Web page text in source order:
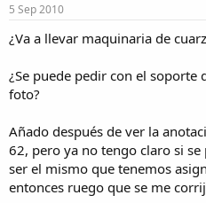
5 Sep 2010
¿Va a llevar maquinaria de
¿Se puede pedir con el soporte
foto?
Añado después de ver la
62, pero ya no tengo claro si
ser el mismo que tenemos
entonces ruego que se me